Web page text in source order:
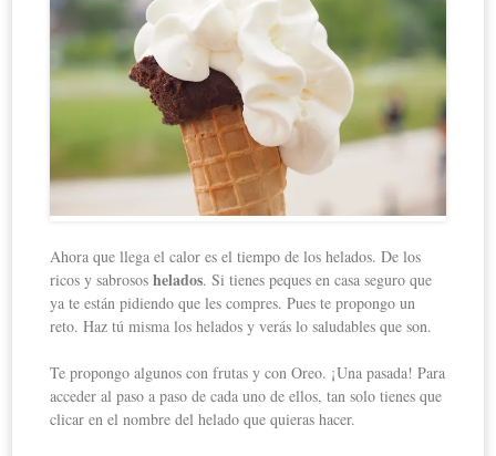
Ahora que llega el calor es el tiempo de los helados. De los
ricos y sabrososhelados. Si tienes peques en casa seguro que
ya te están pidiendo que les compres. Pues te propongo un
reto. Haz tú misma los helados y verás lo saludables que son.
Te propongo algunos con frutas y con Oreo. ¡Una pasada! Para
acceder al paso a paso de cada uno de ellos, tan solo tienes que
clicar en el nombre del helado que quieras hacer.